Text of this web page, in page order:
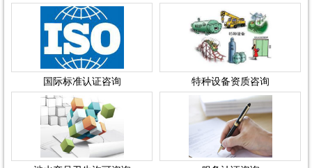
国际标准认证咨询 特种设备资质咨询